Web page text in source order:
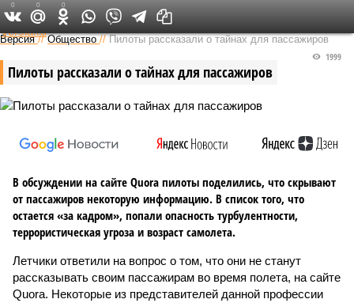
Федеральный выпуск
Версия //Общество //Пилоты рассказали о тайнах для пассажиров
Пилоты рассказали о тайнах для пассажиров
1999
В обсуждении на сайте Quora пилоты поделились, что скрывают
от пассажиров некоторую информацию. В список того, что
остается «за кадром», попали опасность турбулентности,
террористическая угроза и возраст самолета.
Летчики ответили на вопрос о том, что они не станут
рассказывать своим пассажирам во время полета, на сайте
Quora. Некоторые из представителей данной профессии
0 0 0